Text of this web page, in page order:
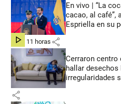
En vivo | “La
cacao, al café”,
Espriella en su
hace 11 horas share
Cerraron
hallar
irregularidades
share